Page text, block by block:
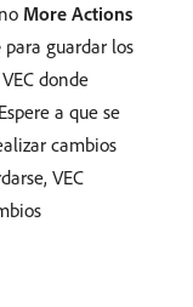
More Actions
para guardar los
donde
a que se
cambios
VEC